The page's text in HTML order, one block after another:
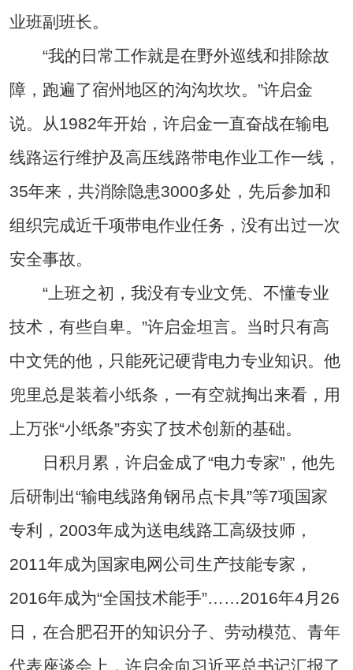
业班副班长。
“我的日常工作就是在野外巡线和排除故
障，跑遍了宿州地区的沟沟坎坎。”许启金
说。从1982年开始，许启金一直奋战在输电
线路运行维护及高压线路带电作业工作一线，
35年来，共消除隐患3000多处，先后参加和
组织完成近千项带电作业任务，没有出过一次
安全事故。
“上班之初，我没有专业文凭、不懂专业
技术，有些自卑。”许启金坦言。当时只有高
中文凭的他，只能死记硬背电力专业知识。他
兜里总是装着小纸条，一有空就掏出来看，用
上万张“小纸条”夯实了技术创新的基础。
日积月累，许启金成了“电力专家”，他先
后研制出“输电线路角钢吊点卡具”等7项国家
专利，2003年成为送电线路工高级技师，
2011年成为国家电网公司生产技能专家，
2016年成为“全国技术能手”……2016年4月26
日，在合肥召开的知识分子、劳动模范、青年
代表座谈会上，许启金向习近平总书记汇报了